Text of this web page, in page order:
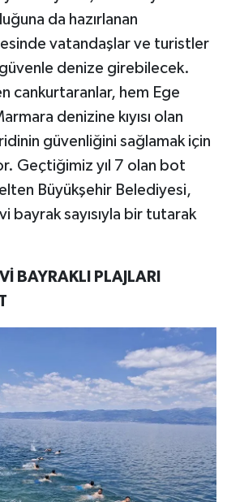
da hazırlanan
vatandaşlar ve turistler
denize girebilecek.
cankurtaranlar, hem Ege
denizine kıyısı olan
güvenliğini sağlamak için
Geçtiğimiz yıl 7 olan bot
Büyükşehir Belediyesi,
bayrak sayısıyla bir tutarak
BAYRAKLI PLAJLARI